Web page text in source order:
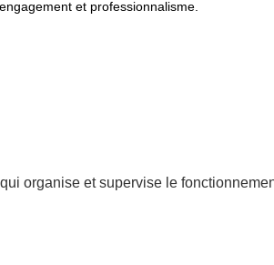
et professionnalisme.
organise et supervise le